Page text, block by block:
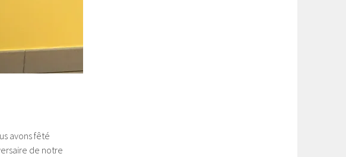
avons fêté
de notre